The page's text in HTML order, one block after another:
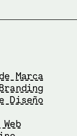
Marca
Diseño